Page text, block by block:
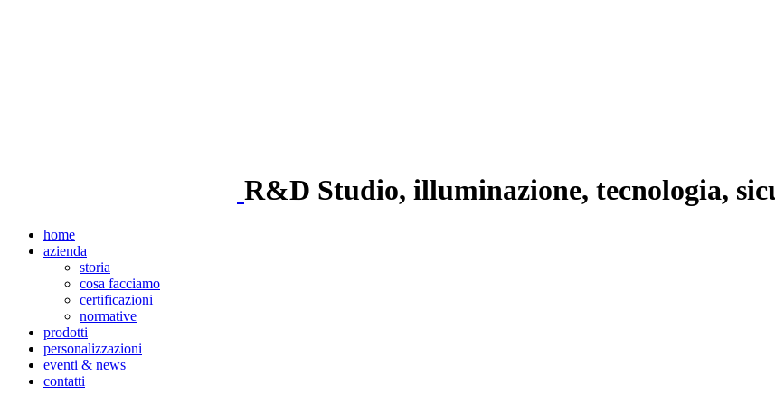
R&D Studio, illuminazione, tecnologia,
home
azienda
storia
cosa facciamo
certificazioni
normative
prodotti
personalizzazioni
eventi & news
contatti